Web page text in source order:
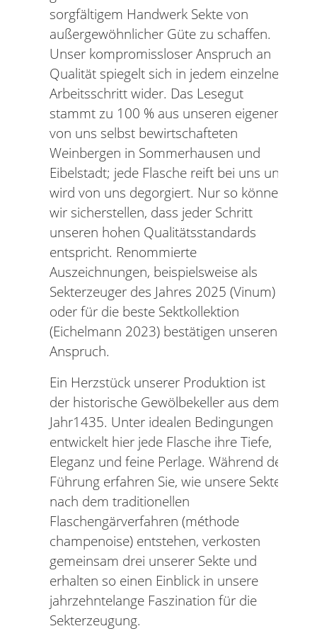
sorgfältigem Handwerk Sekte von
außergewöhnlicher Güte zu schaffen.
Unser kompromissloser Anspruch an
Qualität spiegelt sich in jedem einzelnen
Arbeitsschritt wider. Das Lesegut
stammt zu 100 % aus unseren eigenen,
von uns selbst bewirtschafteten
Weinbergen in Sommerhausen und
Eibelstadt; jede Flasche reift bei uns und
wird von uns degorgiert. Nur so können
wir sicherstellen, dass jeder Schritt
unseren hohen Qualitätsstandards
entspricht. Renommierte
Auszeichnungen, beispielsweise als
Sekterzeuger des Jahres 2025 (Vinum)
oder für die beste Sektkollektion
(Eichelmann 2023) bestätigen unseren
Anspruch.
Ein Herzstück unserer Produktion ist
der historische Gewölbekeller aus dem
Jahr1435. Unter idealen Bedingungen
entwickelt hier jede Flasche ihre Tiefe,
Eleganz und feine Perlage. Während der
Führung erfahren Sie, wie unsere Sekte
nach dem traditionellen
Flaschengärverfahren (méthode
champenoise) entstehen, verkosten
gemeinsam drei unserer Sekte und
erhalten so einen Einblick in unsere
jahrzehntelange Faszination für die
Sekterzeugung.